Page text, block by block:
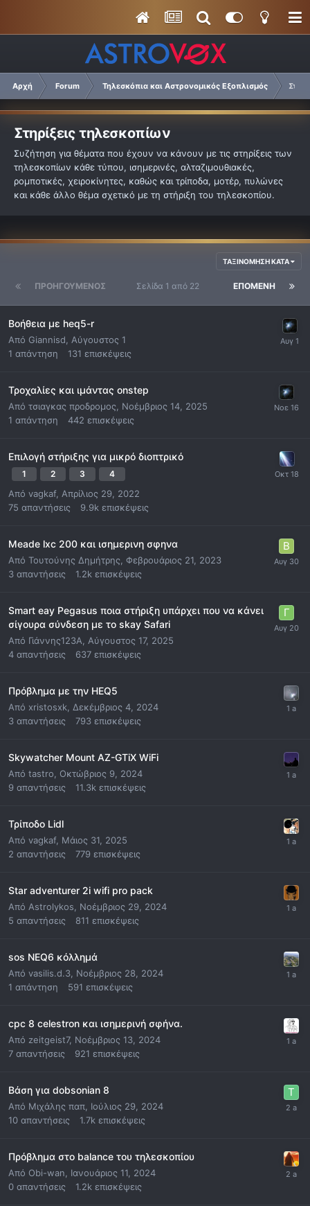
Αρχή Forum Τηλεσκόπια και Αστρονομικός Εξοπλισμός
Στηρίξεις τηλεσκοπίων
Συζήτηση για θέματα που έχουν να κάνουν με τις στηρίξεις των
τηλεσκοπίων κάθε τύπου, ισημερινές, αλταζιμουθιακές,
ρομποτικές, χειροκίνητες, καθώς και τρίποδα, μοτέρ, πυλώνες
και κάθε άλλο θέμα σχετικό με τη στήριξη του τηλεσκοπίου.
ΤΑΞΙΝΌΜΗΣΗ ΚΑΤΆ
ΠΡΟΗΓΟΎΜΕΝΟΣ ΕΠΌΜΕΝΗ
Σελίδα 1 από 22
Βοήθεια με heq5-r
Από Giannisd
Αύγουστος 1
1 απάντηση 131 επισκέψεις
Τροχαλίες και ιμάντας onstep
Από τσιαγκας προδρομος
Νοέμβριος 14, 2025
1 απάντηση 442 επισκέψεις
Επιλογή στήριξης για μικρό διοπτρικό
1 2 3 4
Από vagkaf, Απρίλιος 29, 2022
75 απαντήσεις 9.9k επισκέψεις
Meade lxc 200 και ισημερινη σφηνα
Από Τουτούνης Δημήτρης Φεβρουάριος 21, 2023
3 απαντήσεις 1.2k επισκέψεις
Smart eay Pegasus ποια στήριξη υπάρχει που να κάνει
σίγουρα σύνδεση με το skay Safari
Από Γιάννης123A
Αύγουστος 17, 2025
4 απαντήσεις 637 επισκέψεις
Πρόβλημα με την HEQ5
Από xristosxk
Δεκέμβριος 4, 2024
3 απαντήσεις 793 επισκέψεις
Skywatcher Mount AZ-GTiX WiFi
Από tastro
Οκτώβριος 9, 2024
9 απαντήσεις 11.3k επισκέψεις
Τρίποδο Lidl
Από vagkaf, Μάιος 31, 2025
2 απαντήσεις 779 επισκέψεις
Star adventurer 2i wifi pro pack
Από Astrolykos
Νοέμβριος 29, 2024
5 απαντήσεις 811 επισκέψεις
sos NEQ6 κόλλημά
Από vasilis.d.3 Νοέμβριος 28, 2024
1 απάντηση 591 επισκέψεις
cpc 8 celestron και ισημερινή σφήνα.
Από zeitgeist7, Νοέμβριος 13, 2024
7 απαντήσεις 921 επισκέψεις
Βάση για dobsonian 8
Από Μιχάλης παπ Ιούλιος 29, 2024
10 απαντήσεις 1.7k επισκέψεις
Πρόβλημα στο balance του τηλεσκοπίου
Από Obi-wan
Ιανουάριος 11, 2024
0 απαντήσεις 1.2k επισκέψεις